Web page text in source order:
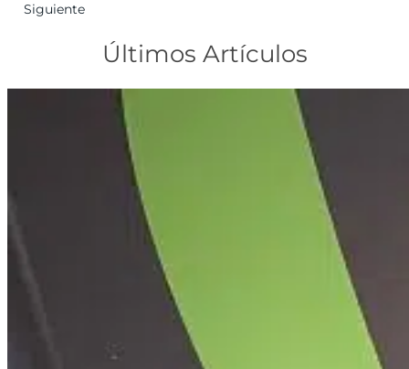
Siguiente
Últimos Artículos